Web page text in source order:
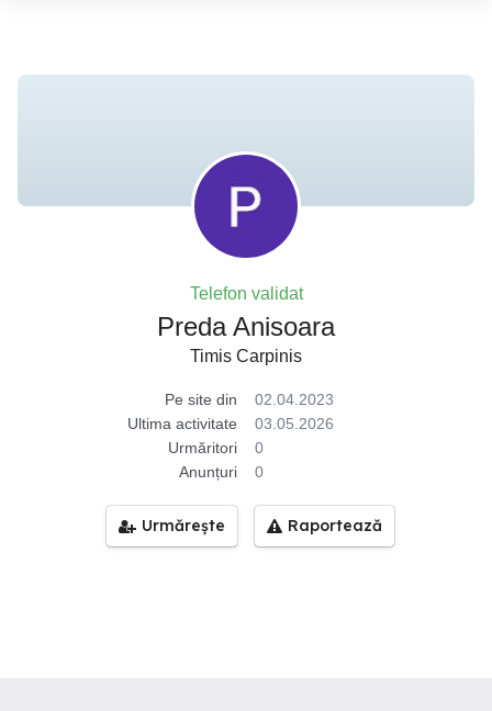
Telefon validat
Preda Anisoara
Timis Carpinis
Pe site din
02.04.2023
Ultima activitate
03.05.2026
Urmăritori
0
Anunțuri
0
Urmărește Raportează